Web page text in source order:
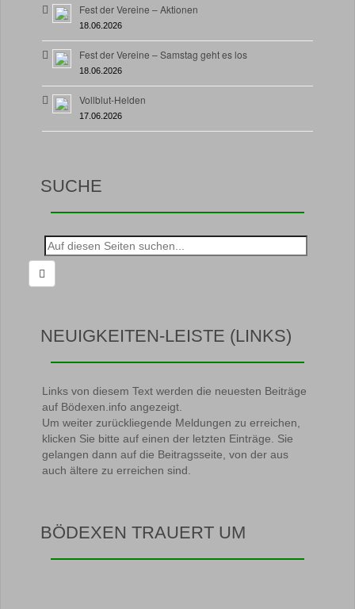
Fest der Vereine – Aktionen
18.06.2026
Fest der Vereine – Samstag geht es los
18.06.2026
Vollblut-Helden
17.06.2026
SUCHE
Suche
nach:
NEUIGKEITEN-LEISTE (LINKS)
Links von diesem Text werden die neuesten Beiträge
auf Bödexen.info angezeigt.
Um weiter zurückliegende Meldungen zu erreichen,
klicken Sie bitte auf einen der letzten Einträge. Sie
gelangen dann auf die Beitragsseite, von der aus
auch ältere zu erreichen sind.
BÖDEXEN TRAUERT UM